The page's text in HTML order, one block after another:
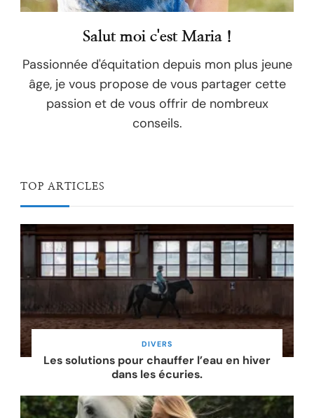
Salut moi c'est Maria !
Passionnée d'équitation depuis mon plus jeune
âge, je vous propose de vous partager cette
passion et de vous offrir de nombreux
conseils.
TOP ARTICLES
DIVERS
Les solutions pour chauffer l’eau en hiver
dans les écuries.